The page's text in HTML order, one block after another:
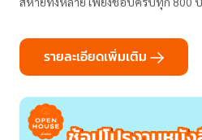
รายละเอียดเพิ่มเติม